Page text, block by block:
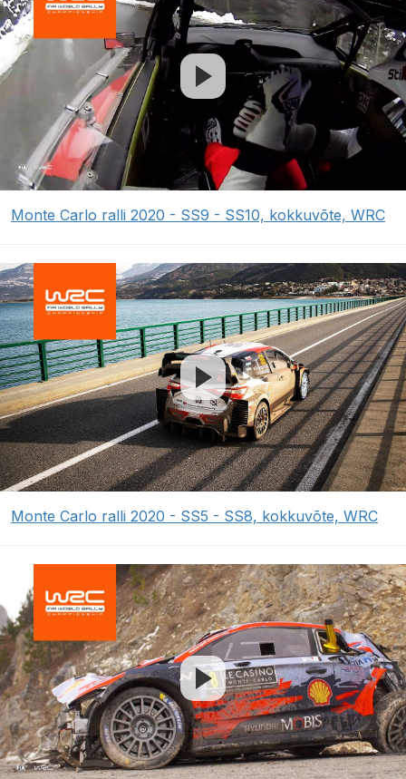
Monte Carlo ralli 2020 - SS9 - SS10, kokkuvõte, WRC
Monte Carlo ralli 2020 - SS5 - SS8, kokkuvõte, WRC